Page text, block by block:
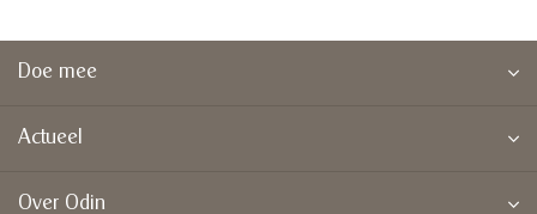
Doe mee
Actueel
Over Odin